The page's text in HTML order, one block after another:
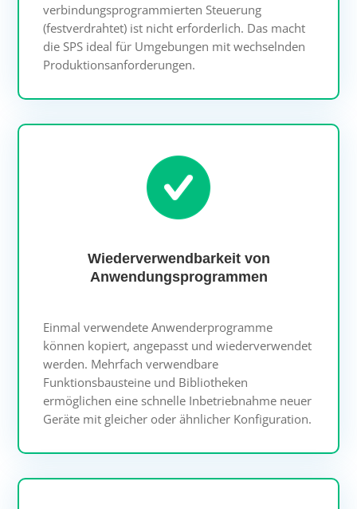
verbindungsprogrammierten Steuerung
(festverdrahtet) ist nicht erforderlich. Das macht
die SPS ideal für Umgebungen mit wechselnden
Produktionsanforderungen.
Wiederverwendbarkeit von
Anwendungsprogrammen
Einmal verwendete Anwenderprogramme
können kopiert, angepasst und wiederverwendet
werden. Mehrfach verwendbare
Funktionsbausteine und Bibliotheken
ermöglichen eine schnelle Inbetriebnahme neuer
Geräte mit gleicher oder ähnlicher Konfiguration.